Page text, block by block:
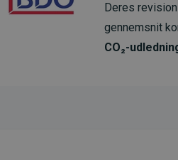
Deres
gennemsnit
CO₂-